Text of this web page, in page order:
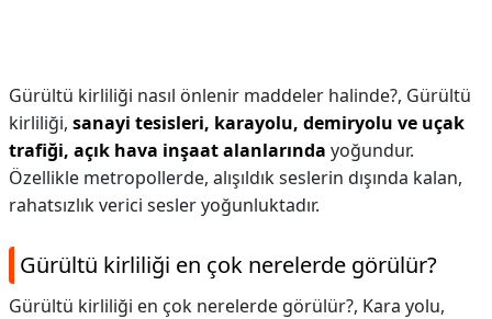
Gürültü kirliliği nasıl önlenir maddeler halinde?, Gürültü
kirliliği, sanayi tesisleri, karayolu, demiryolu ve uçak
trafiği, açık hava inşaat alanlarında yoğundur.
Özellikle metropollerde, alışıldık seslerin dışında kalan,
rahatsızlık verici sesler yoğunluktadır.
Gürültü kirliliği en çok nerelerde görülür?
Gürültü kirliliği en çok nerelerde görülür?, Kara yolu,